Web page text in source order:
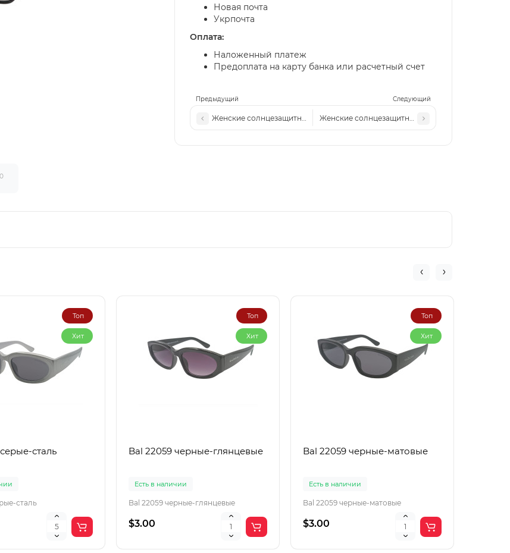
Предыдущий Следующий
Женские солнцезащитные очки Pr 2504 c3 темная сталь-черные
Женские солнцезащитные очки Pr 2504 c1 черные
Новая почта
Укрпочта
Оплата:
Наложенный платеж
Предоплата на карту банка или расчетный счет
0
Топ
Хит
сталь
сталь
Топ
Хит
Bal 22059 черные-глянцевые
Есть в наличии
Bal 22059 черные-глянцевые
$3.00
Топ
Хит
Bal 22059 черные-матовые
Есть в наличии
Bal 22059 черные-матовые
$3.00